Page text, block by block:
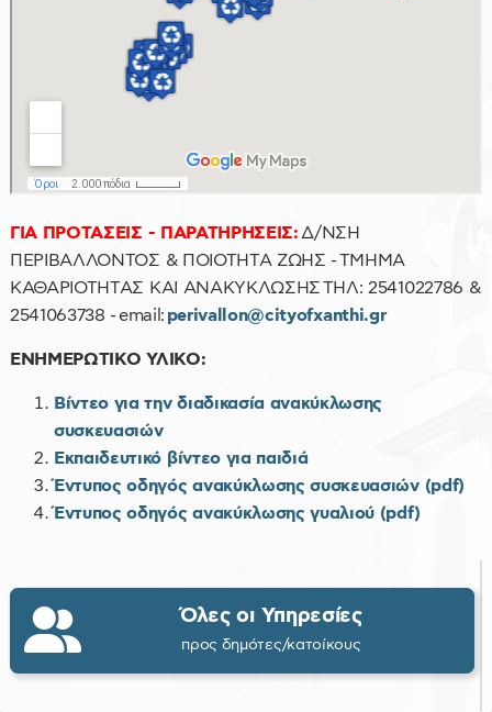
ΓΙΑ ΠΡΟΤΑΣΕΙΣ - ΠΑΡΑΤΗΡΗΣΕΙΣ: Δ/ΝΣΗ
ΠΕΡΙΒΑΛΛΟΝΤΟΣ & ΠΟΙΟΤΗΤΑ ΖΩΗΣ - ΤΜΗΜΑ
ΚΑΘΑΡΙΟΤΗΤΑΣ ΚΑΙ ΑΝΑΚΥΚΛΩΣΗΣ ΤΗΛ: 2541022786 &
2541063738 - email: perivallon@cityofxanthi.gr
ΕΝΗΜΕΡΩΤΙΚΟ ΥΛΙΚΟ:
Βίντεο για την διαδικασία ανακύκλωσης
συσκευασιών
Εκπαιδευτικό βίντεο για παιδιά
Έντυπος οδηγός ανακύκλωσης συσκευασιών (pdf)
Έντυπος οδηγός ανακύκλωσης γυαλιού (pdf)
Όλες οι Υπηρεσίες
προς δημότες/κατοίκους